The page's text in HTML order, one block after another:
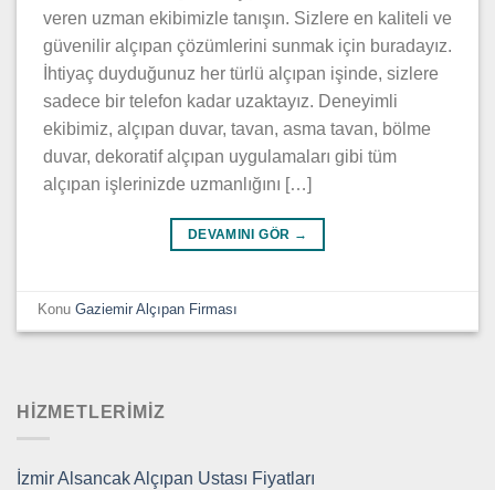
veren uzman ekibimizle tanışın. Sizlere en kaliteli ve
güvenilir alçıpan çözümlerini sunmak için buradayız.
İhtiyaç duyduğunuz her türlü alçıpan işinde, sizlere
sadece bir telefon kadar uzaktayız. Deneyimli
ekibimiz, alçıpan duvar, tavan, asma tavan, bölme
duvar, dekoratif alçıpan uygulamaları gibi tüm
alçıpan işlerinizde uzmanlığını […]
DEVAMINI GÖR →
KonuGaziemir Alçıpan Firması
HIZMETLERIMIZ
İzmir Alsancak Alçıpan Ustası Fiyatları